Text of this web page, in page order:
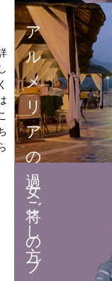
ア
ル
メ
リ
ア
の
過
ご
し
方
女
将
の
ブ